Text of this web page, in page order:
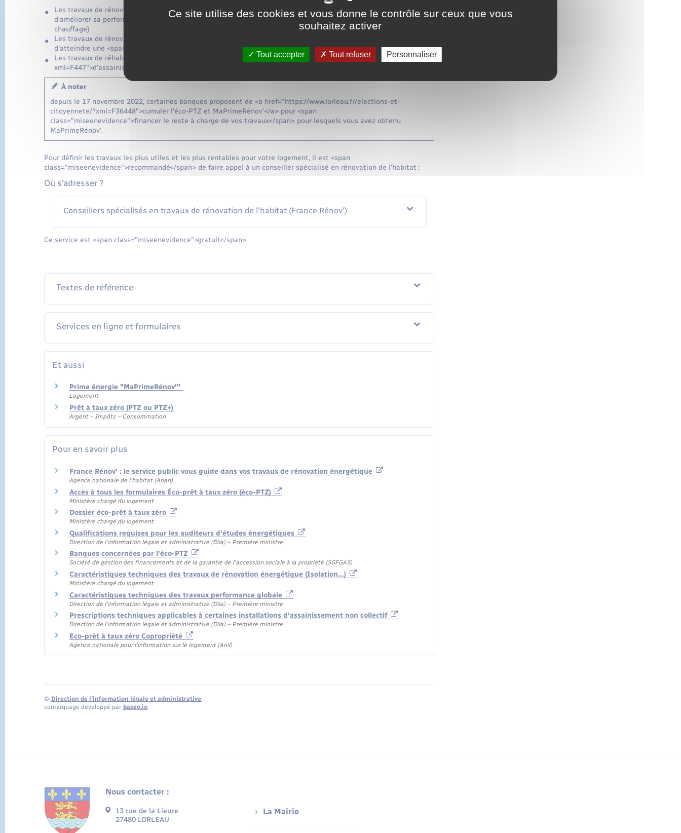
Les travaux de rénovation <span class="miseenevidence">ponctuelle</span> permettant à votre logement
d'améliorer sa performance énergétique (par exemple, isolation de votre toiture, changement de fenêtres et/ou de
chauffage)
Les travaux de rénovation <span class="miseenevidence">globale</span> permettant à votre logement
d'atteindre une <span class="miseenevidence">performance énergétique minimale</span>
Les travaux de réhabilitation de votre installation <a href="https://www.lorleau.fr/elections-et-citoyennete/?
xml=F447">d'assainissement non collectif</a> par un dispositif ne consommant pas d'énergie
À noter
depuis le 17 novembre 2022, certaines banques proposent de <a href="https://www.lorleau.fr/elections-et-
citoyennete/?xml=F36448">cumuler l'éco-PTZ et MaPrimeRénov'</a> pour <span
class="miseenevidence">financer le reste à charge de vos travaux</span> pour lesquels vous avez obtenu
MaPrimeRénov'.
Pour définir les travaux les plus utiles et les plus rentables pour votre logement, il est <span
class="miseenevidence">recommandé</span> de faire appel à un conseiller spécialisé en rénovation de l'habitat :
Où s’adresser ?
Conseillers spécialisés en travaux de rénovation de l'habitat (France Rénov')
Ce service est <span class="miseenevidence">gratuit</span>.
Textes de référence
Services en ligne et formulaires
Et aussi
Prime énergie "MaPrimeRénov'"
Logement
Prêt à taux zéro (PTZ ou PTZ+)
Argent – Impôts – Consommation
Pour en savoir plus
France Rénov' : le service public vous guide dans vos travaux de rénovation énergétique
Agence nationale de l'habitat (Anah)
Accès à tous les formulaires Éco-prêt à taux zéro (éco-PTZ)
Ministère chargé du logement
Dossier éco-prêt à taux zéro
Ministère chargé du logement
Qualifications requises pour les auditeurs d'études énergétiques
Direction de l'information légale et administrative (Dila) – Première ministre
Banques concernées par l'éco-PTZ
Société de gestion des financements et de la garantie de l'accession sociale à la propriété (SGFGAS)
Caractéristiques techniques des travaux de rénovation énergétique (Isolation…)
Ministère chargé du logement
Caractéristiques techniques des travaux performance globale
Direction de l'information légale et administrative (Dila) – Première ministre
Prescriptions techniques applicables à certaines installations d'assainissement non collectif
Direction de l'information légale et administrative (Dila) – Première ministre
Eco-prêt à taux zéro Copropriété
Agence nationale pour l'information sur le logement (Anil)
© Direction de l’information légale et administrative
comarquage developpé par baseo.io
Nous contacter :
13 rue de la Lieure
27480 LORLEAU
La Mairie
Ce site utilise des cookies et vous donne le contrôle sur ceux que vous
souhaitez activer
Tout accepter Tout refuser Personnaliser